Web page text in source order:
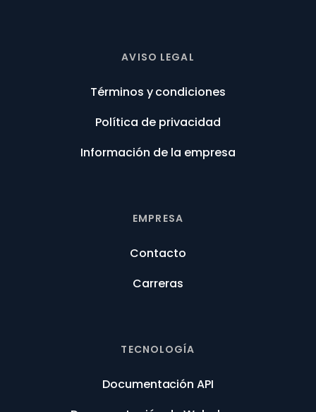
AVISO LEGAL
Términos y condiciones
Política de privacidad
Información de la empresa
EMPRESA
Contacto
Carreras
TECNOLOGÍA
Documentación API